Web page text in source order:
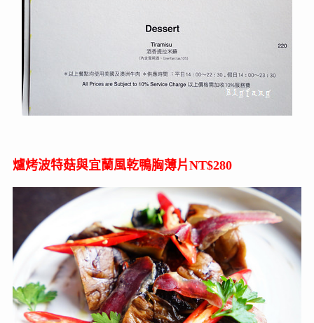
爐烤波特菇與宜蘭風乾鴨胸薄片NT$280